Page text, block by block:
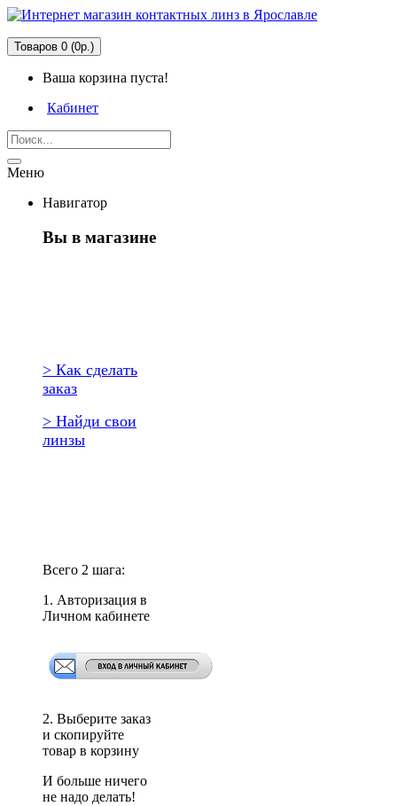
Товаров 0 (0р.)
Ваша корзина пуста!
Кабинет
Меню
Навигатор
Вы в магазине
> Как сделать
заказ
> Найди свои
линзы
Всего 2 шага:
1. Авторизация в
Личном кабинете
2. Выберите заказ
и скопируйте
товар в корзину
И больше ничего
не надо делать!